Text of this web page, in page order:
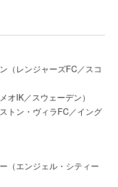
（レンジャーズFC／スコ
IK／スウェーデン）
トン・ヴィラFC／イング
エンジェル・シティー